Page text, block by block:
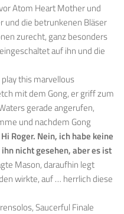
Atom Heart Mother und
und die betrunkenen Bläser
zurecht, ganz besonders
auf ihn und die
this marvellous
mit dem Gong, er griff zum
gerade angerufen,
und nachdem Gong
Roger. Nein, ich habe keine
nicht gesehen, aber es ist
Mason, daraufhin legt
wirkte, auf … herrlich diese
Saucerful Finale